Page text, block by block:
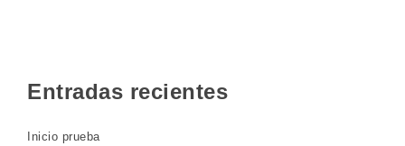
Entradas recientes
Inicio prueba